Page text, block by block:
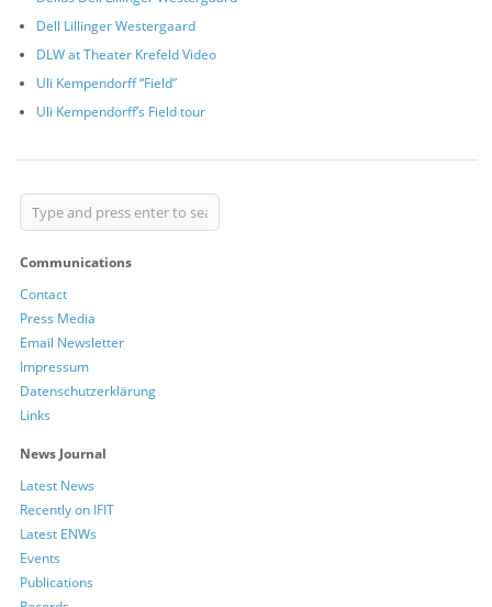
Dell Lillinger Westergaard
DLW at Theater Krefeld Video
Uli Kempendorff “Field”
Uli Kempendorff’s Field tour
Communications
Contact
Press Media
Email Newsletter
Impressum
Datenschutzerklärung
Links
News Journal
Latest News
Recently on IFIT
Latest ENWs
Events
Publications